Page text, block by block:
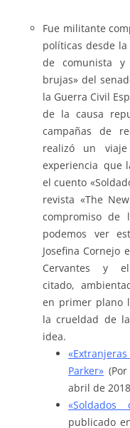
Fue militante
políticas desde
de comunista y
brujas» del
la Guerra Civil
de la causa
campañas de
realizó un
experiencia que
el cuento
revista «The
compromiso de
podemos ver
Josefina
Cervantes y el
citado,
en primer plano
la crueldad de
idea.
Parker»
abril de
publicado